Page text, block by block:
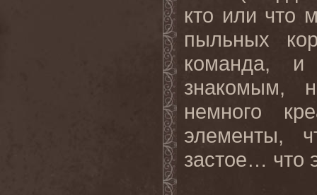
кто или что
пыльных
команда, и
знакомым,
немного
элементы,
застое… что